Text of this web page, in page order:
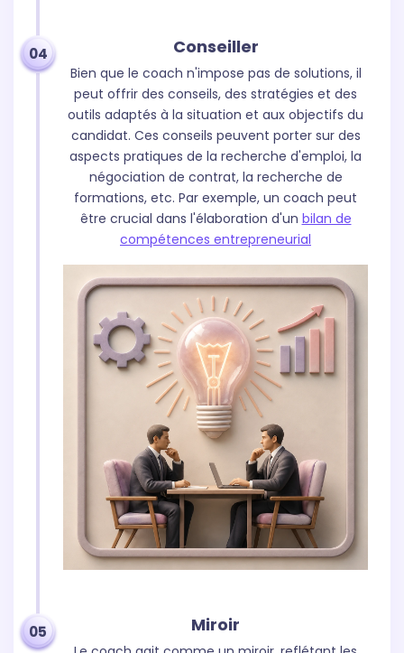
Conseiller
Bien que le coach n'impose pas de solutions, il
peut offrir des conseils, des stratégies et des
outils adaptés à la situation et aux objectifs du
candidat. Ces conseils peuvent porter sur des
aspects pratiques de la recherche d'emploi, la
négociation de contrat, la recherche de
formations, etc. Par exemple, un coach peut
être crucial dans l'élaboration d'un bilan de
compétences entrepreneurial
04
Miroir
05